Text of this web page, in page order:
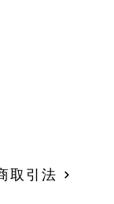
取引法